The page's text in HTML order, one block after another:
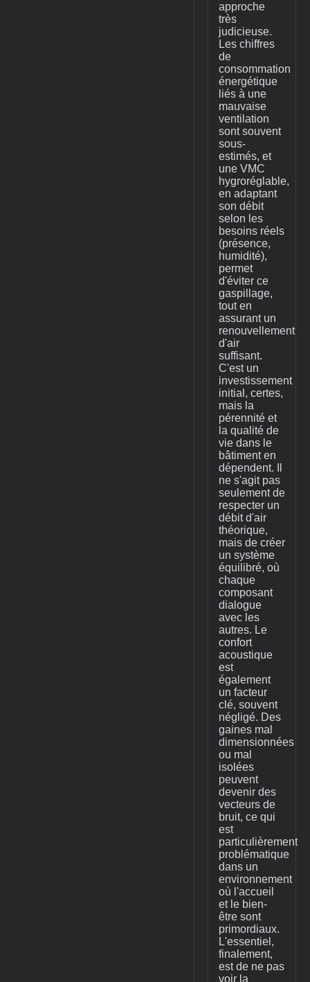
approche
très
judicieuse.
Les chiffres
de
consommation
énergétique
liés à une
mauvaise
ventilation
sont souvent
sous-
estimés, et
une VMC
hygroréglable,
en adaptant
son débit
selon les
besoins réels
(présence,
humidité),
permet
d'éviter ce
gaspillage,
tout en
assurant un
renouvellement
d'air
suffisant.
C'est un
investissement
initial, certes,
mais la
pérennité et
la qualité de
vie dans le
bâtiment en
dépendent. Il
ne s'agit pas
seulement de
respecter un
débit d'air
théorique,
mais de créer
un système
équilibré, où
chaque
composant
dialogue
avec les
autres. Le
confort
acoustique
est
également
un facteur
clé, souvent
négligé. Des
gaines mal
dimensionnées
ou mal
isolées
peuvent
devenir des
vecteurs de
bruit, ce qui
est
particulièrement
problématique
dans un
environnement
où l'accueil
et le bien-
être sont
primordiaux.
L'essentiel,
finalement,
est de ne pas
voir la